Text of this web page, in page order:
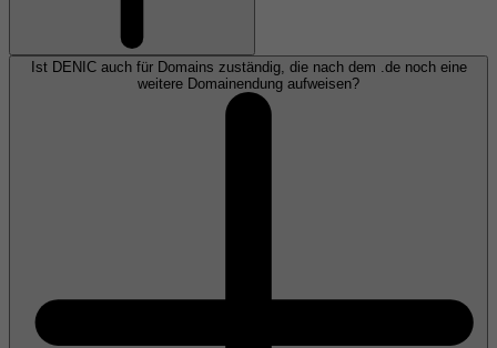
Ist DENIC auch für Domains zuständig, die nach dem .de noch eine
weitere Domainendung aufweisen?